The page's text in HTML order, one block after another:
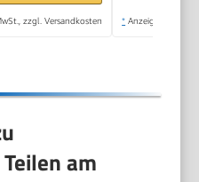
zzgl. Versandkosten * Anzeige
am